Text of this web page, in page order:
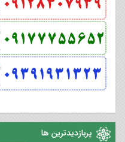
پربازدیدترین ها